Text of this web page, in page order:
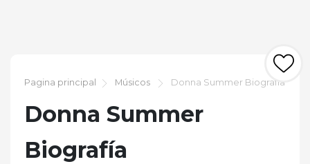
Pagina principal Músicos Donna Summer Biografía
Donna Summer
Biografía